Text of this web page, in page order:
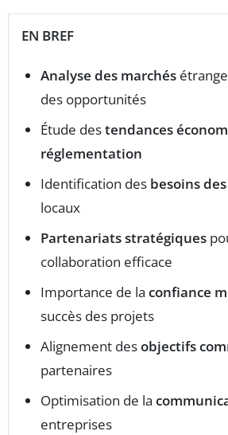
EN BREF
Analyse des marchés
des opportunités
Étude destendances
réglementation
Identification des besoins
locaux
Partenariats stratégiques
collaboration efficace
Importance de la confiance
succès des projets
Alignement desobjectifs
partenaires
Optimisation de la
entreprises